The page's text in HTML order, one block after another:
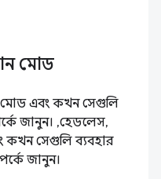
মোড
এবং কখন সেগুলি
জানুন। ,হেডলেস,
সেগুলি ব্যবহার
জানুন।